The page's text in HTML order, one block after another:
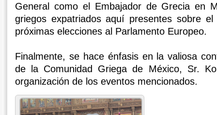
General como el Embajador de Grecia en
griegos expatriados aquí presentes sobre
próximas elecciones al Parlamento Europeo.
Finalmente, se hace énfasis en la valiosa
de la Comunidad Griega de México, Sr.
organización de los eventos mencionados.